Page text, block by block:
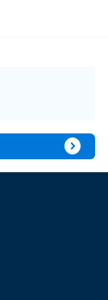
expand_circle_right